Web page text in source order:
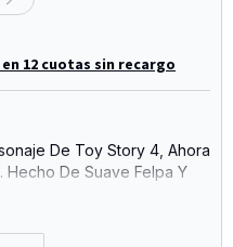
12 cuotas sin recargo
De Toy Story 4, Ahora
Hecho De Suave Felpa Y
Para Abrazar Y
En Una Opción